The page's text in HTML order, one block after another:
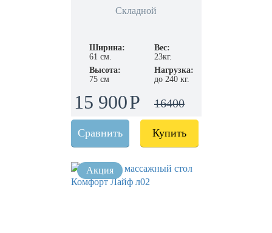
Складной
Ширина:
61 см.
Вес:
23кг.
Высота:
75 см
Нагрузка:
до 240 кг.
15 900 16400
Сравнить Купить